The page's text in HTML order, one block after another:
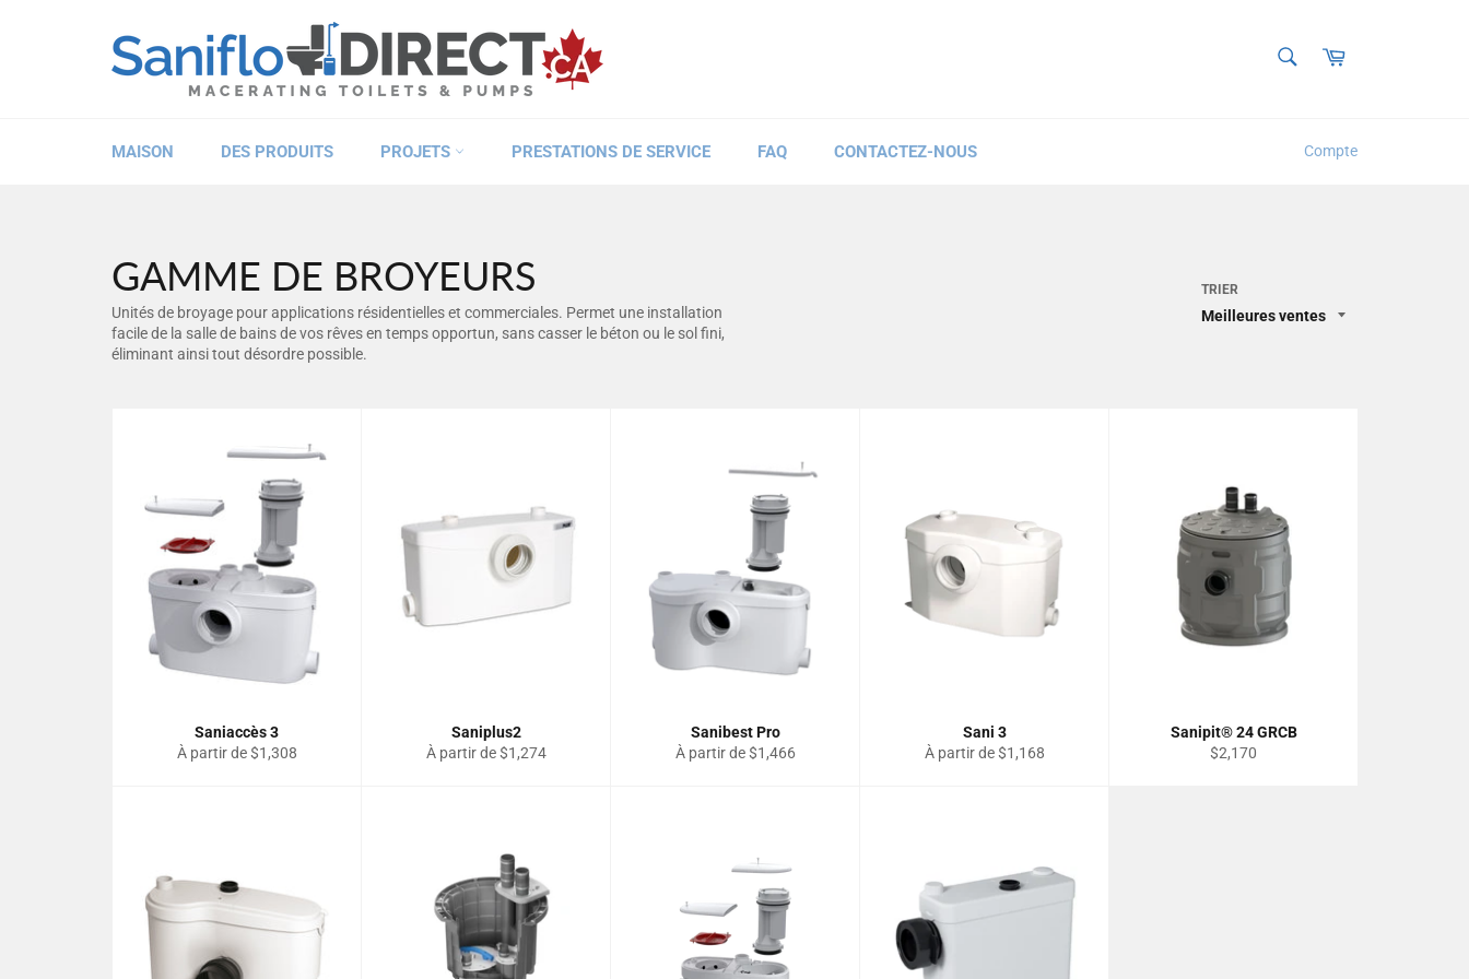
Panier
MAISON DES PRODUITS PROJETS PRESTATIONS DE SERVICE FAQ CONTACTEZ-NOUS Compte
GAMME DE BROYEURS
Unités de broyage pour applications résidentielles et commerciales. Permet une installation
facile de la salle de bains de vos rêves en temps opportun, sans casser le béton ou le sol fini,
éliminant ainsi tout désordre possible.
TRIER
Saniaccès 3
À partir de $1,308
Saniplus2
À partir de $1,274
Sanibest Pro
À partir de $1,466
Sani 3
À partir de $1,168
Sanipit® 24 GRCB
Prix
$2,170